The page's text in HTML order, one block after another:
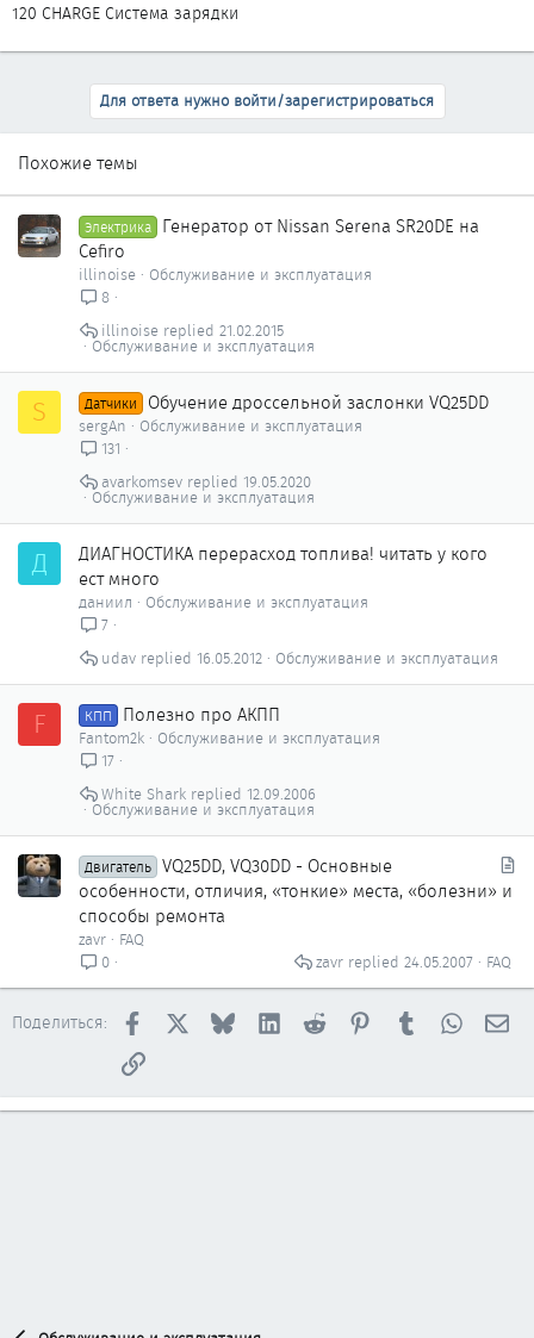
120 CHARGE Система зарядки
Для ответа нужно войти/зарегистрироваться
Похожие темы
Электрика Генератор от Nissan Serena SR20DE на
Cefiro
illinoise
Обслуживание и эксплуатация
8
Обслуживание и эксплуатация
21.02.2015
illinoise
S Датчики Обучение дроссельной заслонки VQ25DD
sergAn
Обслуживание и эксплуатация
131
Обслуживание и эксплуатация
19.05.2020
avarkomsev
Д
ДИАГНОСТИКА перерасход топлива! читать у кого
ест много
даниил
Обслуживание и эксплуатация
7
Обслуживание и эксплуатация
16.05.2012
udav
F КПП Полезно про АКПП
Fantom2k
Обслуживание и эксплуатация
17
Обслуживание и эксплуатация
12.09.2006
White Shark
Двигатель VQ25DD, VQ30DD - Основные
особенности, отличия, «тонкие» места, «болезни» и
способы ремонта
zavr
FAQ
0
FAQ
24.05.2007
zavr
Поделиться: Facebook BlueskyLinkedInReddit PinterestTumblr
Ссылка